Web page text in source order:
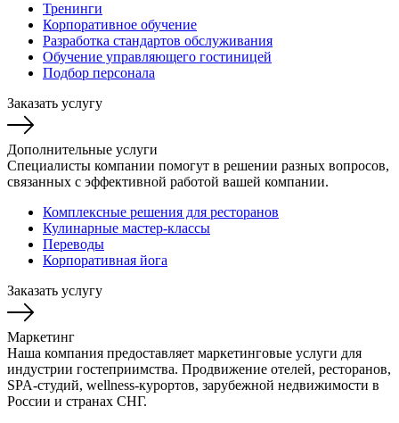
Тренинги
Корпоративное обучение
Разработка стандартов обслуживания
Обучение управляющего гостиницей
Подбор персонала
Заказать услугу
Дополнительные услуги
Специалисты компании помогут в решении разных вопросов,
связанных с эффективной работой вашей компании.
Комплексные решения для ресторанов
Кулинарные мастер-классы
Переводы
Корпоративная йога
Заказать услугу
Маркетинг
Наша компания предоставляет маркетинговые услуги для
индустрии гостеприимства. Продвижение отелей, ресторанов,
SPA-студий, wellness-курортов, зарубежной недвижимости в
России и странах СНГ.